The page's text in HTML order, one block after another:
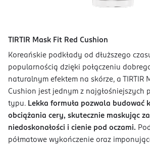
TIRTIR Mask Fit Red Cushion
Koreańskie podkłady od dłuższego
popularnością dzięki połączeniu
naturalnym efektem na skórze, a TIRTIR
Cushion jest jednym z najgłośniejszych
typu. Lekka formuła pozwala budować
obciążania cery, skutecznie maskując
niedoskonałości i cienie pod oczami.
półmatowe wykończenie oraz